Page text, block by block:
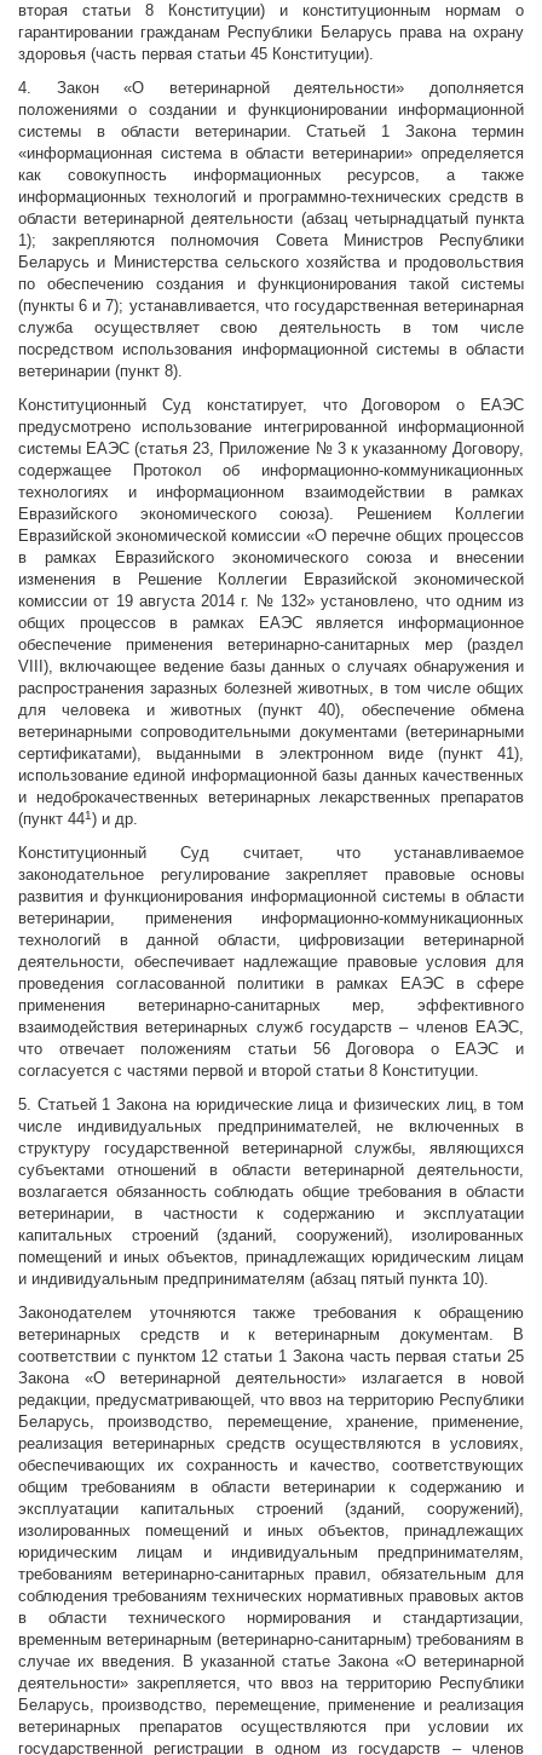
вторая статьи 8 Конституции) и конституционным нормам о
гарантировании гражданам Республики Беларусь права на охрану
здоровья (часть первая статьи 45 Конституции).
4. Закон «О ветеринарной деятельности» дополняется
положениями о создании и функционировании информационной
системы в области ветеринарии. Статьей 1 Закона термин
«информационная система в области ветеринарии» определяется
как совокупность информационных ресурсов, а также
информационных технологий и программно-технических средств в
области ветеринарной деятельности (абзац четырнадцатый пункта
1); закрепляются полномочия Совета Министров Республики
Беларусь и Министерства сельского хозяйства и продовольствия
по обеспечению создания и функционирования такой системы
(пункты 6 и 7); устанавливается, что государственная ветеринарная
служба осуществляет свою деятельность в том числе
посредством использования информационной системы в области
ветеринарии (пункт 8).
Конституционный Суд констатирует, что Договором о ЕАЭС
предусмотрено использование интегрированной информационной
системы ЕАЭС (статья 23, Приложение № 3 к указанному Договору,
содержащее Протокол об информационно-коммуникационных
технологиях и информационном взаимодействии в рамках
Евразийского экономического союза). Решением Коллегии
Евразийской экономической комиссии «О перечне общих процессов
в рамках Евразийского экономического союза и внесении
изменения в Решение Коллегии Евразийской экономической
комиссии от 19 августа 2014 г. № 132» установлено, что одним из
общих процессов в рамках ЕАЭС является информационное
обеспечение применения ветеринарно-санитарных мер (раздел
VIII), включающее ведение базы данных о случаях обнаружения и
распространения заразных болезней животных, в том числе общих
для человека и животных (пункт 40), обеспечение обмена
ветеринарными сопроводительными документами (ветеринарными
сертификатами), выданными в электронном виде (пункт 41),
использование единой информационной базы данных качественных
и недоброкачественных ветеринарных лекарственных препаратов
(пункт 441) и др.
Конституционный Суд считает, что устанавливаемое
законодательное регулирование закрепляет правовые основы
развития и функционирования информационной системы в области
ветеринарии, применения информационно-коммуникационных
технологий в данной области, цифровизации ветеринарной
деятельности, обеспечивает надлежащие правовые условия для
проведения согласованной политики в рамках ЕАЭС в сфере
применения ветеринарно-санитарных мер, эффективного
взаимодействия ветеринарных служб государств – членов ЕАЭС,
что отвечает положениям статьи 56 Договора о ЕАЭС и
согласуется с частями первой и второй статьи 8 Конституции.
5. Статьей 1 Закона на юридические лица и физических лиц, в том
числе индивидуальных предпринимателей, не включенных в
структуру государственной ветеринарной службы, являющихся
субъектами отношений в области ветеринарной деятельности,
возлагается обязанность соблюдать общие требования в области
ветеринарии, в частности к содержанию и эксплуатации
капитальных строений (зданий, сооружений), изолированных
помещений и иных объектов, принадлежащих юридическим лицам
и индивидуальным предпринимателям (абзац пятый пункта 10).
Законодателем уточняются также требования к обращению
ветеринарных средств и к ветеринарным документам. В
соответствии с пунктом 12 статьи 1 Закона часть первая статьи 25
Закона «О ветеринарной деятельности» излагается в новой
редакции, предусматривающей, что ввоз на территорию Республики
Беларусь, производство, перемещение, хранение, применение,
реализация ветеринарных средств осуществляются в условиях,
обеспечивающих их сохранность и качество, соответствующих
общим требованиям в области ветеринарии к содержанию и
эксплуатации капитальных строений (зданий, сооружений),
изолированных помещений и иных объектов, принадлежащих
юридическим лицам и индивидуальным предпринимателям,
требованиям ветеринарно-санитарных правил, обязательным для
соблюдения требованиям технических нормативных правовых актов
в области технического нормирования и стандартизации,
временным ветеринарным (ветеринарно-санитарным) требованиям в
случае их введения. В указанной статье Закона «О ветеринарной
деятельности» закрепляется, что ввоз на территорию Республики
Беларусь, производство, перемещение, применение и реализация
ветеринарных препаратов осуществляются при условии их
государственной регистрации в одном из государств – членов